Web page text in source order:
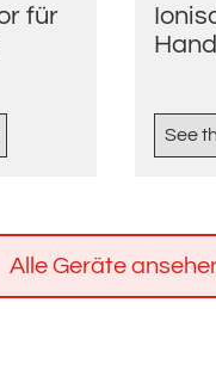
für
See
Alle Geräte